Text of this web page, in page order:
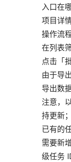
入口在
项目详
操作流程
在列表
点击「
由于导
导出数
注意，
持更新
已有的
需要新
级任务